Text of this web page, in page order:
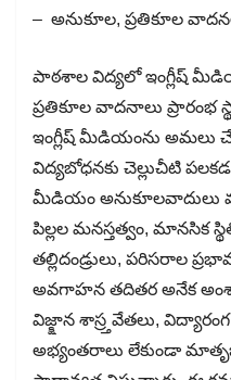
– అనుకూల, ప్రతికూల
పాఠశాల విద్యలో ఇంగ్లీష్
ప్రతికూల వాదనాలు
ఇంగ్లీష్ మీడియంను
విద్యబోధనకు చెల్లుచీటి
మీడియం అనుకూలవాదులు
పిల్లల మనస్తత్వం, మానసిక
తల్లిదండ్రులు, పరిసరాల
అవగాహన తదితర అనేక
విజ్క్షాన శాస్ర్తవేతలు,
అభ్యంతరాలు లేకుండా